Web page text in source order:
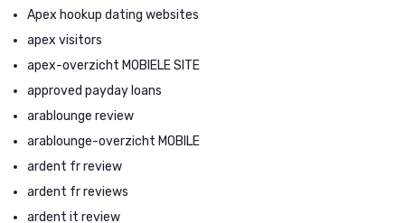
Apex hookup dating websites
apex visitors
apex-overzicht MOBIELE SITE
approved payday loans
arablounge review
arablounge-overzicht MOBILE
ardent fr review
ardent fr reviews
ardent it review